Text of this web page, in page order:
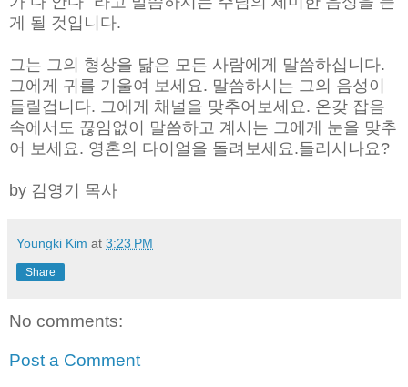
게 될 것입니다.
그는 그의 형상을 닮은 모든 사람에게 말씀하십니다.
그에게 귀를 기울여 보세요. 말씀하시는 그의 음성이
들릴겁니다. 그에게 채널을 맞추어보세요. 온갖 잡음
속에서도 끊임없이 말씀하고 계시는 그에게 눈을 맞추
어 보세요. 영혼의 다이얼을 돌려보세요.들리시나요?
by 김영기 목사
Youngki Kim at 3:23 PM
Share
No comments:
Post a Comment